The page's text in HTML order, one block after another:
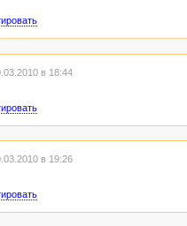
в 18:44
в 19:26